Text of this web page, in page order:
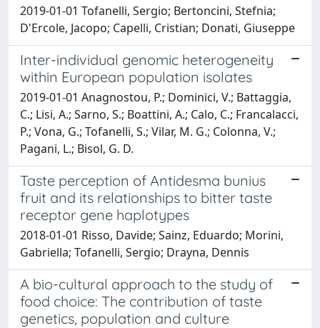
2019-01-01 Tofanelli, Sergio; Bertoncini, Stefnia;
D'Ercole, Jacopo; Capelli, Cristian; Donati, Giuseppe
Inter-individual genomic heterogeneity
within European population isolates
2019-01-01 Anagnostou, P.; Dominici, V.; Battaggia,
C.; Lisi, A.; Sarno, S.; Boattini, A.; Calo, C.; Francalacci,
P.; Vona, G.; Tofanelli, S.; Vilar, M. G.; Colonna, V.;
Pagani, L.; Bisol, G. D.
Taste perception of Antidesma bunius
fruit and its relationships to bitter taste
receptor gene haplotypes
2018-01-01 Risso, Davide; Sainz, Eduardo; Morini,
Gabriella; Tofanelli, Sergio; Drayna, Dennis
A bio-cultural approach to the study of
food choice: The contribution of taste
genetics, population and culture